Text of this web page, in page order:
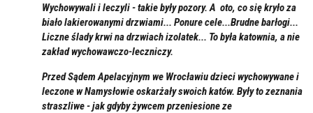
Wychowywali i leczyli - takie były pozory. A oto, co się kryło za
biało lakierowanymi drzwiami... Ponure cele...Brudne barłogi...
Liczne ślady krwi na drzwiach izolatek... To była katownia, a nie
zakład wychowawczo-leczniczy.
Przed Sądem Apelacyjnym we Wrocławiu dzieci wychowywane i
leczone w Namysłowie oskarżały swoich katów. Były to zeznania
straszliwe - jak gdyby żywcem przeniesione ze